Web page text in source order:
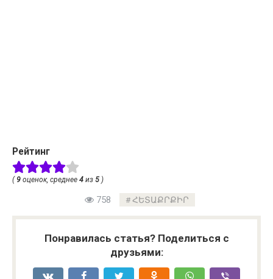
Рейтинг
( 9 оценок, среднее 4 из 5 )
758 ՀԵՏԱՔՐՔԻՐ
Понравилась статья? Поделиться с
друзьями: